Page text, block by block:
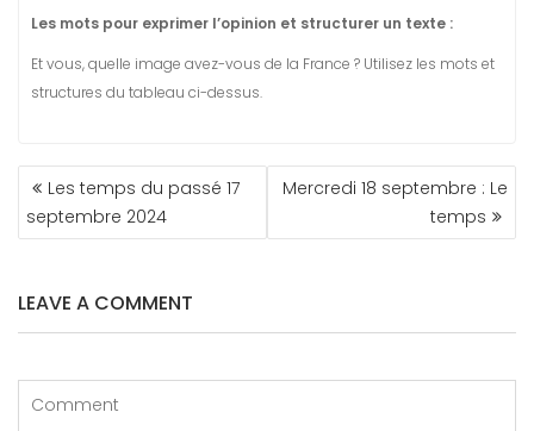
Les mots pour exprimer l’opinion et structurer un texte :
Et vous, quelle image avez-vous de la France ? Utilisez les mots et
structures du tableau ci-dessus.
NAVIGATION
DE
L’ARTICLE
Les temps du passé 17
septembre 2024
Mercredi 18 septembre : Le
temps
LEAVE A COMMENT